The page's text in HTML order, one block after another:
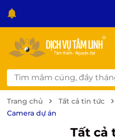
Trang chủ Tất cả tin tức
Camera dự án
Tất cả